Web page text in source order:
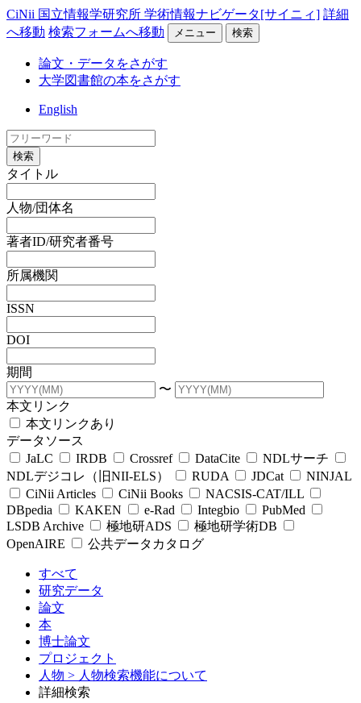
CiNii 国立情報学研究所 学術情報ナビゲータ[サイニィ] 詳細
へ移動 検索フォームへ移動 メニュー 検索
論文・データをさがす
大学図書館の本をさがす
English
検索
タイトル
人物/団体名
著者ID/研究者番号
所属機関
ISSN
DOI
期間
〜
本文リンク
本文リンクあり
データソース
JaLC
IRDB Crossref DataCite
NDLサーチ
NDLデジコレ（旧NII-ELS）
RUDA JDCat
NINJAL
CiNii Articles
CiNii Books
NACSIS-CAT/ILL
DBpedia
KAKEN e-Rad Integbio
PubMed
LSDB Archive
極地研ADS
極地研学術DB
OpenAIRE
公共データカタログ
すべて
研究データ
論文
本
博士論文
プロジェクト
人物 > 人物検索機能について
詳細検索